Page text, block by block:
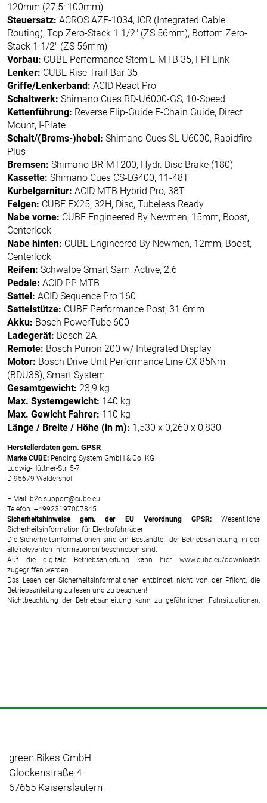
120mm (27,5: 100mm)
Steuersatz: ACROS AZF-1034, ICR (Integrated Cable
Routing), Top Zero-Stack 1 1/2" (ZS 56mm), Bottom Zero-
Stack 1 1/2" (ZS 56mm)
Vorbau: CUBE Performance Stem E-MTB 35, FPI-Link
Lenker: CUBE Rise Trail Bar 35
Griffe/Lenkerband: ACID React Pro
Schaltwerk: Shimano Cues RD-U6000-GS, 10-Speed
Kettenführung: Reverse Flip-Guide E-Chain Guide, Direct
Mount, I-Plate
Schalt/(Brems-)hebel: Shimano Cues SL-U6000, Rapidfire-
Plus
Bremsen: Shimano BR-MT200, Hydr. Disc Brake (180)
Kassette: Shimano Cues CS-LG400, 11-48T
Kurbelgarnitur: ACID MTB Hybrid Pro, 38T
Felgen: CUBE EX25, 32H, Disc, Tubeless Ready
Nabe vorne: CUBE Engineered By Newmen, 15mm, Boost,
Centerlock
Nabe hinten: CUBE Engineered By Newmen, 12mm, Boost,
Centerlock
Reifen: Schwalbe Smart Sam, Active, 2.6
Pedale: ACID PP MTB
Sattel: ACID Sequence Pro 160
Sattelstütze: CUBE Performance Post, 31.6mm
Akku: Bosch PowerTube 600
Ladegerät: Bosch 2A
Remote: Bosch Purion 200 w/ Integrated Display
Motor: Bosch Drive Unit Performance Line CX 85Nm
(BDU38), Smart System
Gesamtgewicht: 23,9 kg
Max. Systemgewicht: 140 kg
Max. Gewicht Fahrer: 110 kg
Länge / Breite / Höhe (in m): 1,530 x 0,260 x 0,830
Herstellerdaten gem. GPSR
Marke CUBE: Pending System GmbH & Co. KG
Ludwig-Hüttner-Str. 5-7
D-95679 Waldershof
E-Mail: b2c-support@cube.eu
Telefon: +49923197007845
Sicherheitshinweise gem. der EU Verordnung GPSR:Wesentliche
Sicherheitsinformation für Elektrofahrräder
Die Sicherheitsinformationen sind ein Bestandteil der Betriebsanleitung, in der
alle relevanten Informationen beschrieben sind.
Auf die digitale Betriebsanleitung kann hier www.cube.eu/downloads
zugegriffen werden.
Das Lesen der Sicherheitsinformationen entbindet nicht von der Pflicht, die
Betriebsanleitung zu lesen und zu beachten!
Nichtbeachtung der Betriebsanleitung kann zu gefährlichen Fahrsituationen,
Sattelstütze
- Verwenden Sie das Elektrofahrrad nicht bei festgestellten Schäden
- Achten Sie auf erhöhte Verletzungsgefahr durch möglicherweise hohe
Temperaturen einzelner Bauteile (z.B. Bremsen, Antriebseinheit, Scheinwerfer)
- Beachten Sie die Herstellervorgaben zur Anbringung von Anbauteilen
green.Bikes GmbH
Glockenstraße 4
67655 Kaiserslautern